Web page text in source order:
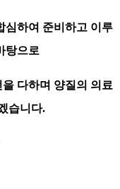
심하여 준비하고 이루
탕으로
다하며 양질의 의료
습니다.